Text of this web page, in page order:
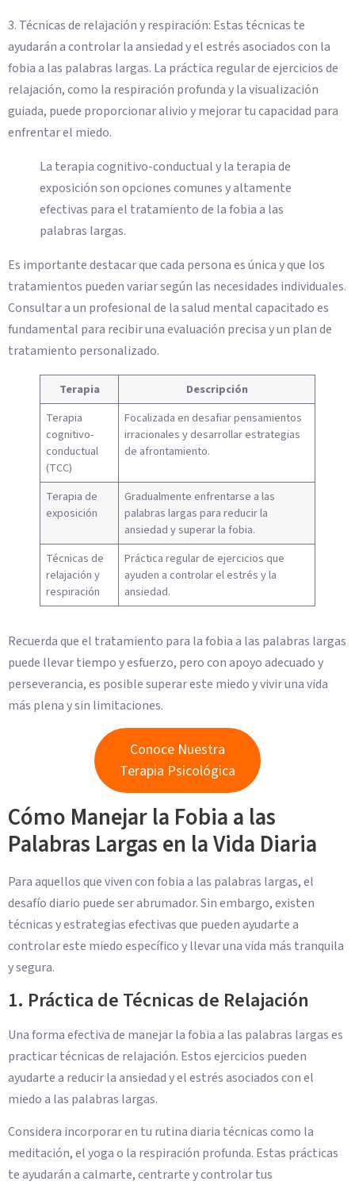
3. Técnicas de relajación y respiración: Estas técnicas te
ayudarán a controlar la ansiedad y el estrés asociados con la
fobia a las palabras largas. La práctica regular de ejercicios de
relajación, como la respiración profunda y la visualización
guiada, puede proporcionar alivio y mejorar tu capacidad para
enfrentar el miedo.
La terapia cognitivo-conductual y la terapia de
exposición son opciones comunes y altamente
efectivas para el tratamiento de la fobia a las
palabras largas.
Es importante destacar que cada persona es única y que los
tratamientos pueden variar según las necesidades individuales.
Consultar a un profesional de la salud mental capacitado es
fundamental para recibir una evaluación precisa y un plan de
tratamiento personalizado.
Terapia
Descripción
Terapia
cognitivo-
conductual
(TCC)
Focalizada en desafiar pensamientos
irracionales y desarrollar estrategias
de afrontamiento.
Terapia de
exposición
Gradualmente enfrentarse a las
palabras largas para reducir la
ansiedad y superar la fobia.
Técnicas de
relajación y
respiración
Práctica regular de ejercicios que
ayuden a controlar el estrés y la
ansiedad.
Recuerda que el tratamiento para la fobia a las palabras largas
puede llevar tiempo y esfuerzo, pero con apoyo adecuado y
perseverancia, es posible superar este miedo y vivir una vida
más plena y sin limitaciones.
Conoce Nuestra
Terapia Psicológica
Cómo Manejar la Fobia a las
Palabras Largas en la Vida Diaria
Para aquellos que viven con fobia a las palabras largas, el
desafío diario puede ser abrumador. Sin embargo, existen
técnicas y estrategias efectivas que pueden ayudarte a
controlar este miedo específico y llevar una vida más tranquila
y segura.
1. Práctica de Técnicas de Relajación
Una forma efectiva de manejar la fobia a las palabras largas es
practicar técnicas de relajación. Estos ejercicios pueden
ayudarte a reducir la ansiedad y el estrés asociados con el
miedo a las palabras largas.
Considera incorporar en tu rutina diaria técnicas como la
meditación, el yoga o la respiración profunda. Estas prácticas
te ayudarán a calmarte, centrarte y controlar tus